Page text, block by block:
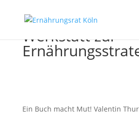
Werkstatt zur
Ein Buch macht Mut! Valentin